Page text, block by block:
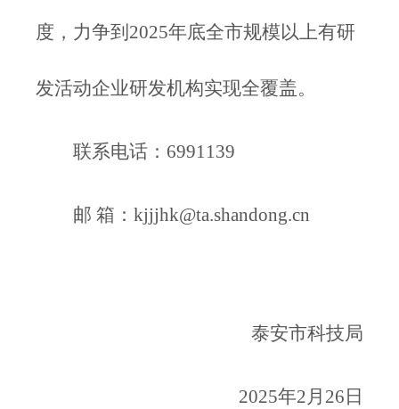
度，力争到2025年底全市规模以上有研
发活动企业研发机构实现全覆盖。
联系电话：6991139
邮 箱： kjjjhk@ta.shandong.cn
泰安市科技局
2025年2月26日